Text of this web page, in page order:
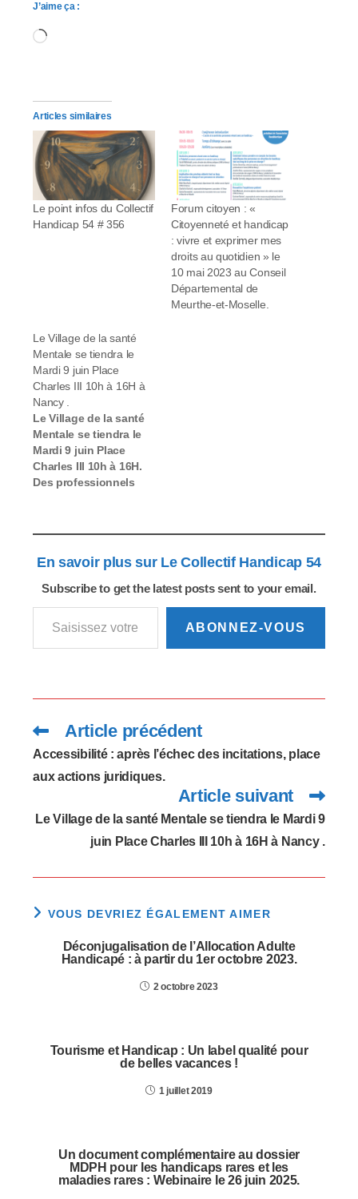
J’aime ça :
Chargement…
Articles similaires
Le point infos du Collectif
Handicap 54 # 356
Forum citoyen : «
Citoyenneté et handicap
: vivre et exprimer mes
droits au quotidien » le
10 mai 2023 au Conseil
Départemental de
Meurthe-et-Moselle.
Le Village de la santé
Mentale se tiendra le
Mardi 9 juin Place
Charles III 10h à 16H à
Nancy .
Le Village de la santé
Mentale se tiendra le
Mardi 9 juin Place
Charles III 10h à 16H.
Des professionnels
pour renseigner le
apporter des réponses
différents ateliers. En
plus de poursuivre le
débat sur la santé
En savoir plus sur Le Collectif Handicap 54
Subscribe to get the latest posts sent to your email.
Saisissez votre adresse e-mail…
ABONNEZ-VOUS
Read
more
articles
Article précédent
Accessibilité : après l’échec des incitations, place
aux actions juridiques.
Article suivant
Le Village de la santé Mentale se tiendra le Mardi 9
juin Place Charles III 10h à 16H à Nancy .
VOUS DEVRIEZ ÉGALEMENT AIMER
Déconjugalisation de l’Allocation Adulte
Handicapé : à partir du 1er octobre 2023.
2 octobre 2023
Tourisme et Handicap : Un label qualité pour
de belles vacances !
1 juillet 2019
Un document complémentaire au dossier
MDPH pour les handicaps rares et les
maladies rares : Webinaire le 26 juin 2025.